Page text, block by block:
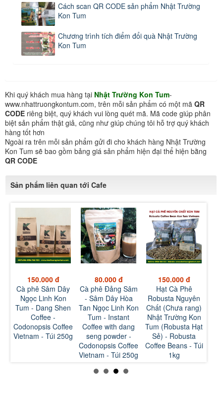
Cách scan QR CODE sản phẩm Nhật Trường
Kon Tum
Chương trình tích điểm đổi quà Nhật Trường
Kon Tum
Khi quý khách mua hàng tại Nhật Trường Kon Tum-
www.nhattruongkontum.com, trên mỗi sản phẩm có một mã QR
CODE riêng biệt, quý khách vui lòng quét mã. Mã code giúp phân
biệt sản phẩm thật giả, cũng như giúp chúng tôi hỗ trợ quý khách
hàng tốt hơn
Ngoài ra trên mỗi sản phẩm gửi đi cho khách hàng Nhật Trường
Kon Tum sẽ bao gồm bảng giá sản phẩm hiện đại thể hiện bằng
QR CODE
Sản phẩm liên quan tới Cafe
150.000 đ
Cà phê Sâm Dây
Ngọc Linh Kon
Tum - Dang Shen
Coffee -
Codonopsis Coffee
Vietnam - Túi 250g
80.000 đ
Cà phê Đảng Sâm
- Sâm Dây Hòa
Tan Ngọc Linh Kon
Tum - Instant
Coffee with dang
seng powder -
Codonopsis Coffee
Vietnam - Túi 250g
150.000 đ
Hạt Cà Phê
Robusta Nguyên
Chất (Chưa rang)
Nhật Trường Kon
Tum (Robusta Hạt
Sẻ) - Robusta
Coffee Beans - Túi
1kg